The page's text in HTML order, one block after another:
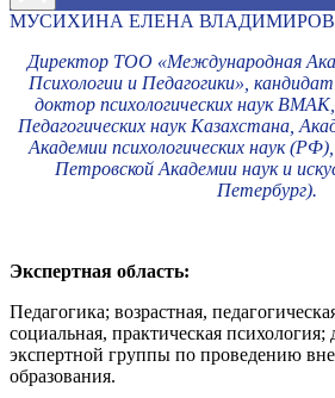
МУСИХИНА ЕЛЕНА
Директор ТОО «Международная
Психологии и Педагогики», кандидат
доктор психологических наук
Педагогических наук Казахстана,
Академии психологических наук
Петровской Академии наук и
Петербург).
Экспертная область:
Педагогика; возрастная,
социальная, практическая психология;
экспертной группы по проведению
образования.